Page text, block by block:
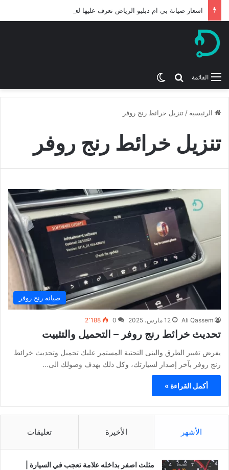
اسعار صيانة بي ام دبليو الرياض تعرف عليها لعام 2026
القائمة بحث عن
الرئيسية / تنزيل خرائط رنج روفر
تنزيل خرائط رنج روفر
صيانة رنج روفر
Ali Qassem 12 مارس، 2025 0 2٬188
تحديث خرائط رنج روفر – التحميل والتثبيت
يفرض تغيير الطرق والبنى التحتية المستمر عليك تحميل وتحديث خرائط
رنج روفر بآخر إصدار لسيارتك، وكل ذلك بهدف وصولك الى…
أكمل القراءة »
الأشهر الأخيرة تعليقات
مثلث اصفر بداخله علامة تعجب في السيارة |